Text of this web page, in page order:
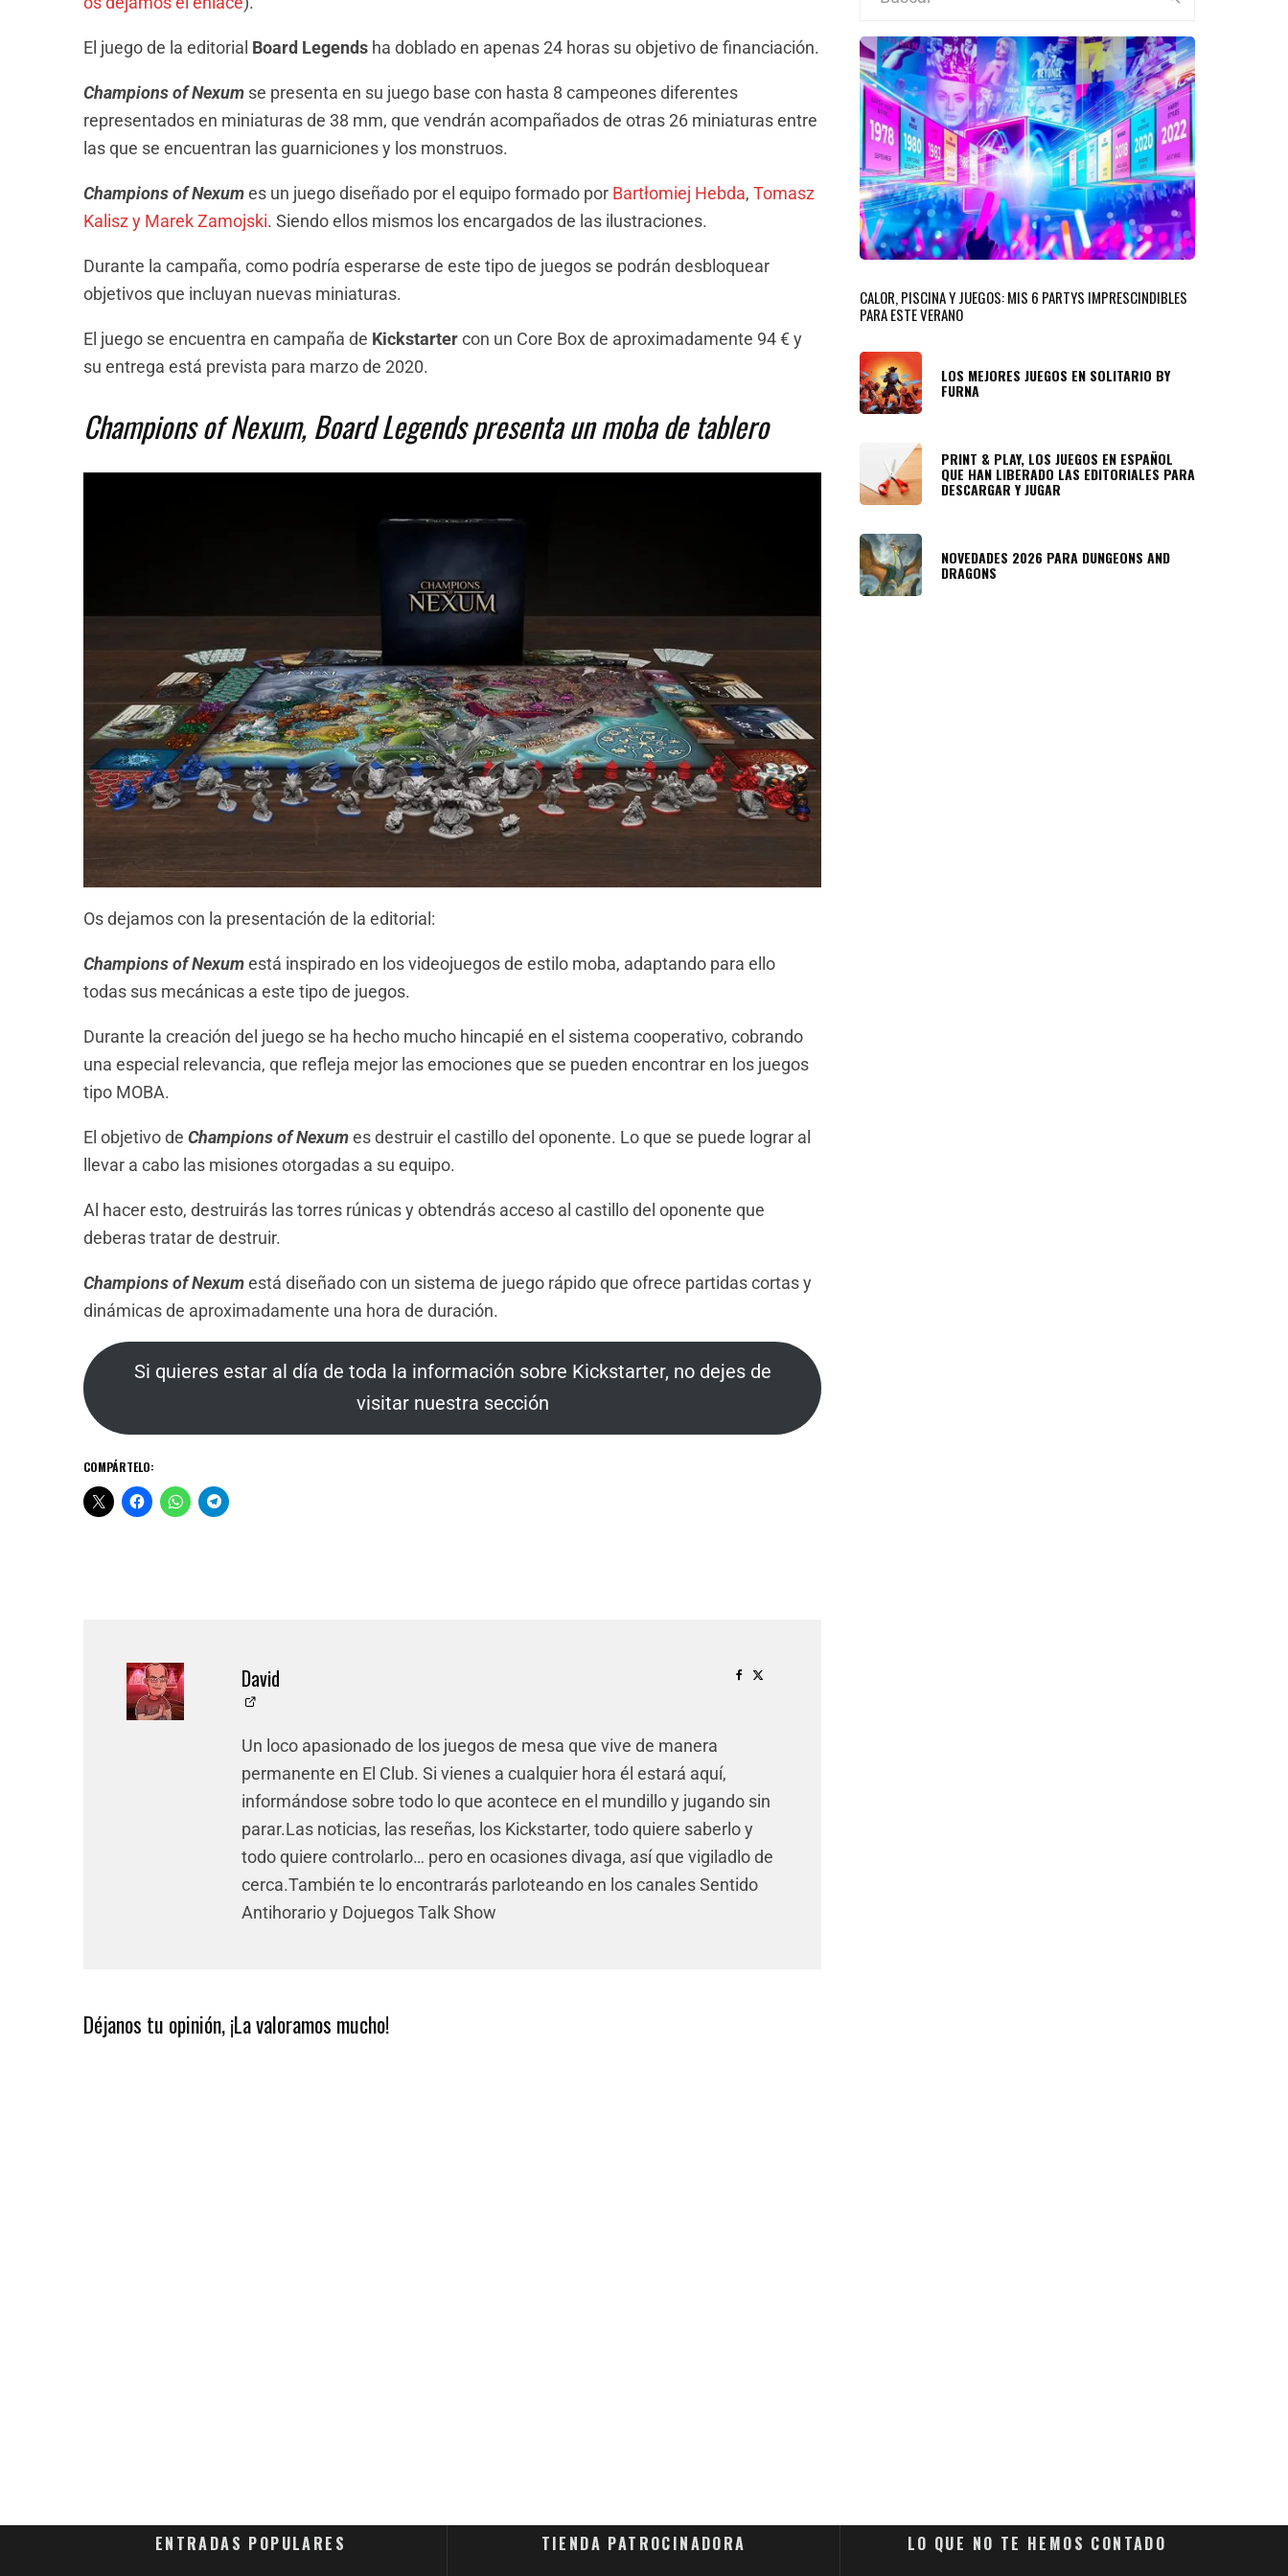
El juego de la editorial Board Legends ha doblado en apenas 24 horas su objetivo de financiación.
Champions of Nexum se presenta en su juego base con hasta 8 campeones diferentes
representados en miniaturas de 38 mm, que vendrán acompañados de otras 26 miniaturas entre
las que se encuentran las guarniciones y los monstruos.
Champions of Nexumes un juego diseñado por el equipo formado por Bartłomiej Hebda, Tomasz
Kalisz y Marek Zamojski. Siendo ellos mismos los encargados de las ilustraciones.
Durante la campaña, como podría esperarse de este tipo de juegos se podrán desbloquear
objetivos que incluyan nuevas miniaturas.
El juego se encuentra en campaña de Kickstartercon un Core Box de aproximadamente 94 € y
su entrega está prevista para marzo de 2020.
Champions of Nexum, Board Legends presenta un moba de tablero
Os dejamos con la presentación de la editorial:
Champions of Nexumestá inspirado en los videojuegos de estilo moba, adaptando para ello
todas sus mecánicas a este tipo de juegos.
Durante la creación del juego se ha hecho mucho hincapié en el sistema cooperativo, cobrando
una especial relevancia, que refleja mejor las emociones que se pueden encontrar en los juegos
tipo MOBA.
El objetivo de Champions of Nexumes destruir el castillo del oponente. Lo que se puede lograr al
llevar a cabo las misiones otorgadas a su equipo.
Al hacer esto, destruirás las torres rúnicas y obtendrás acceso al castillo del oponente que
deberas tratar de destruir.
Champions of Nexumestá diseñado con un sistema de juego rápido que ofrece partidas cortas y
dinámicas de aproximadamente una hora de duración.
Si quieres estar al día de toda la información sobre Kickstarter, no dejes de
visitar nuestra sección
COMPÁRTELO:
David
Un loco apasionado de los juegos de mesa que vive de manera
permanente en El Club. Si vienes a cualquier hora él estará aquí,
informándose sobre todo lo que acontece en el mundillo y jugando sin
parar.Las noticias, las reseñas, los Kickstarter, todo quiere saberlo y
todo quiere controlarlo… pero en ocasiones divaga, así que vigiladlo de
cerca.También te lo encontrarás parloteando en los canales Sentido
Antihorario y Dojuegos Talk Show
Déjanos tu opinión, ¡La valoramos mucho!
CALOR, PISCINA Y JUEGOS: MIS 6 PARTYS IMPRESCINDIBLES
PARA ESTE VERANO
LOS MEJORES JUEGOS EN SOLITARIO BY
FURNA
PRINT & PLAY, LOS JUEGOS EN ESPAÑOL
QUE HAN LIBERADO LAS EDITORIALES PARA
DESCARGAR Y JUGAR
NOVEDADES 2026 PARA DUNGEONS AND
DRAGONS
ENTRADAS POPULARES TIENDA PATROCINADORA LO QUE NO TE HEMOS CONTADO